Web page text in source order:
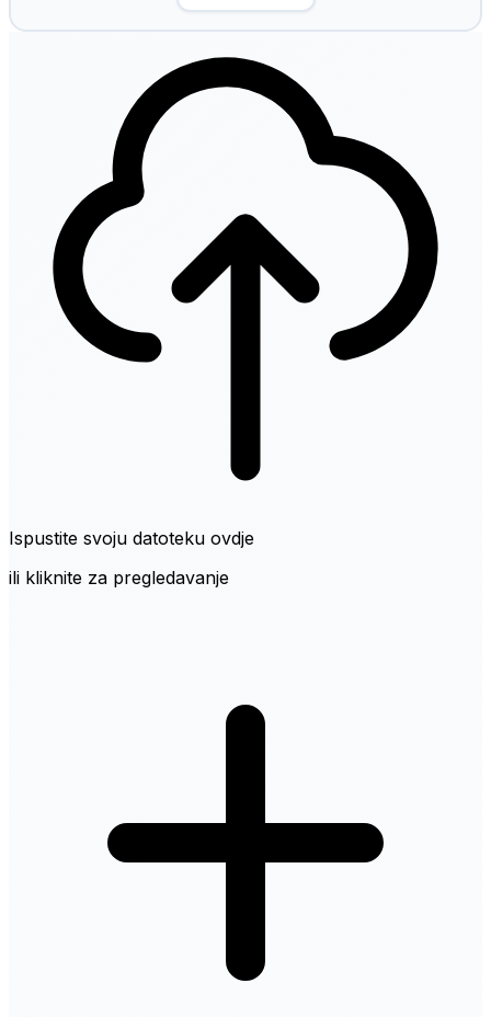
Ispustite svoju datoteku ovdje
ili kliknite za pregledavanje